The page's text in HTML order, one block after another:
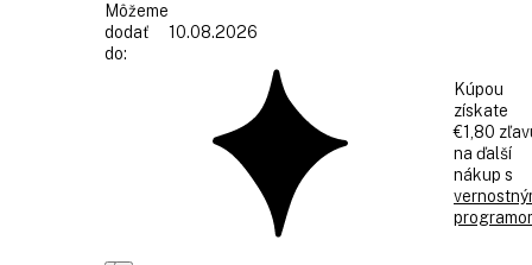
Môžeme
dodať
do:
10.08.2026
Kúpou
získate
€1,80
na ďalší
nákup s